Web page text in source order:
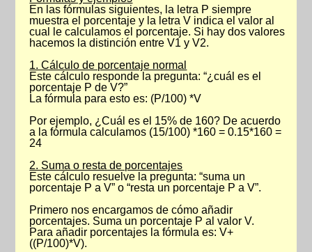
En las fórmulas siguientes, la letra P siempre
muestra el porcentaje y la letra V indica el valor al
cual le calculamos el porcentaje. Si hay dos valores
hacemos la distinción entre V1 y V2.
1. Cálculo de porcentaje normal
Este cálculo responde la pregunta: “¿cuál es el
porcentaje P de V?”
La fórmula para esto es: (P/100) *V
Por ejemplo, ¿Cuál es el 15% de 160? De acuerdo
a la fórmula calculamos (15/100) *160 = 0.15*160 =
24
2. Suma o resta de porcentajes
Este cálculo resuelve la pregunta: “suma un
porcentaje P a V” o “resta un porcentaje P a V”.
Primero nos encargamos de cómo añadir
porcentajes. Suma un porcentaje P al valor V.
Para añadir porcentajes la fórmula es: V+
((P/100)*V).